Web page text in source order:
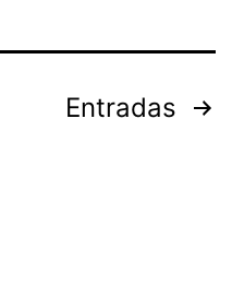
Entradas